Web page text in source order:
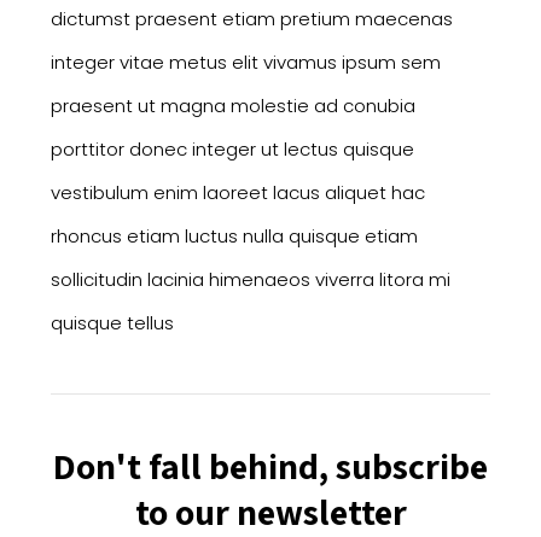
dictumst praesent etiam pretium maecenas
integer vitae metus elit vivamus ipsum sem
praesent ut magna molestie ad conubia
porttitor donec integer ut lectus quisque
vestibulum enim laoreet lacus aliquet hac
rhoncus etiam luctus nulla quisque etiam
sollicitudin lacinia himenaeos viverra litora mi
quisque tellus
Don't fall behind, subscribe
to our newsletter